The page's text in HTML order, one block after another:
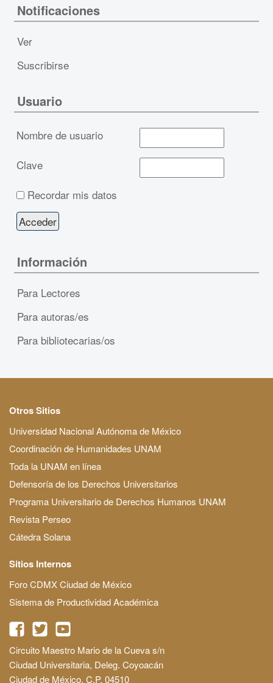
Notificaciones
Ver
Suscribirse
Usuario
Nombre de usuario
Clave
Recordar mis datos
Información
Para Lectores
Para autoras/es
Para bibliotecarias/os
Otros Sitios
Universidad Nacional Autónoma de México
Coordinación de Humanidades UNAM
Toda la UNAM en línea
Defensoría de los Derechos Universitarios
Programa Universitario de Derechos Humanos UNAM
Revista Perseo
Cátedra Solana
Sitios Internos
Foro CDMX Ciudad de México
Sistema de Productividad Académica
Circuito Maestro Mario de la Cueva s/n
Ciudad Universitaria, Deleg. Coyoacán
Ciudad de México, C.P. 04510